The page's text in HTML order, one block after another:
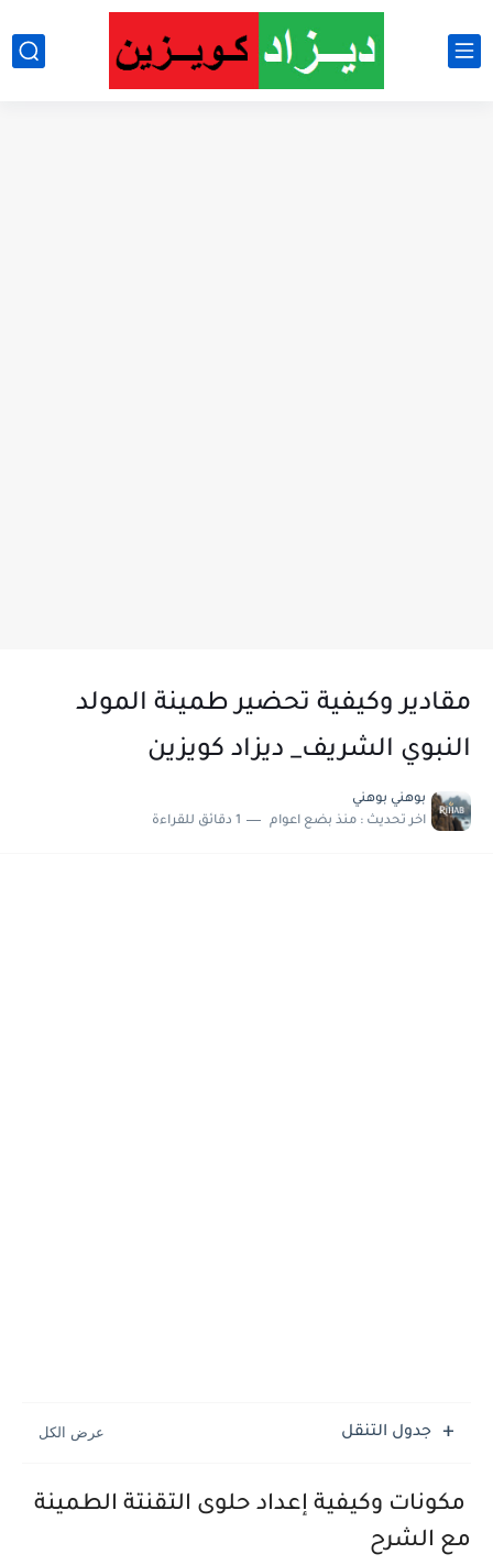
مقادير وكيفية تحضير طمينة المولد
النبوي الشريف_ ديزاد كويزين
بوهني بوهني
اخر تحديث : منذ بضع اعوام 1 دقائق للقراءة
جدول التنقل
مكونات وكيفية إعداد حلوى التقنتة الطمينة
مع الشرح